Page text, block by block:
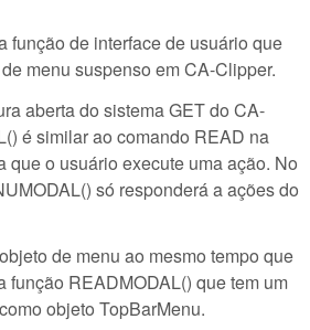
função de interface de usuário que
menu suspenso em CA-Clipper.
aberta do sistema GET do CA-
é similar ao comando READ na
que o usuário execute uma ação. No
só responderá a ações do
de menu ao mesmo tempo que
função READMODAL() que tem um
objeto TopBarMenu.